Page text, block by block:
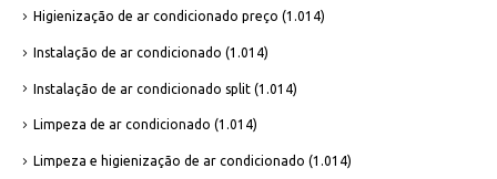
Higienização de ar condicionado preço (1.014)
Instalação de ar condicionado (1.014)
Instalação de ar condicionado split (1.014)
Limpeza de ar condicionado (1.014)
Limpeza e higienização de ar condicionado (1.014)